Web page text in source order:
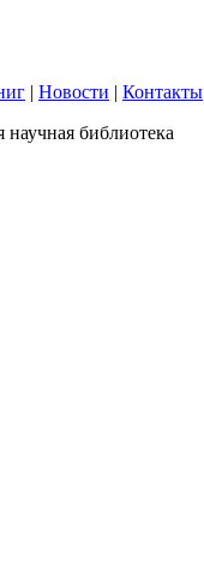
| Новости | Контакты
библиотека